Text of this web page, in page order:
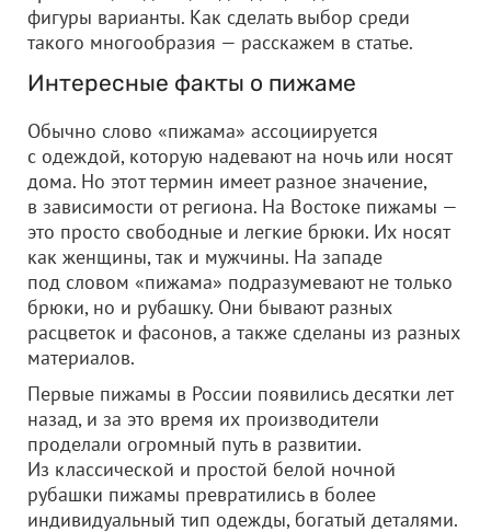
фигуры варианты. Как сделать выбор среди
такого многообразия — расскажем в статье.
Интересные факты о пижаме
Обычно слово «пижама» ассоциируется
с одеждой, которую надевают на ночь или носят
дома. Но этот термин имеет разное значение,
в зависимости от региона. На Востоке пижамы —
это просто свободные и легкие брюки. Их носят
как женщины, так и мужчины. На западе
под словом «пижама» подразумевают не только
брюки, но и рубашку. Они бывают разных
расцветок и фасонов, а также сделаны из разных
материалов.
Первые пижамы в России появились десятки лет
назад, и за это время их производители
проделали огромный путь в развитии.
Из классической и простой белой ночной
рубашки пижамы превратились в более
индивидуальный тип одежды, богатый деталями.